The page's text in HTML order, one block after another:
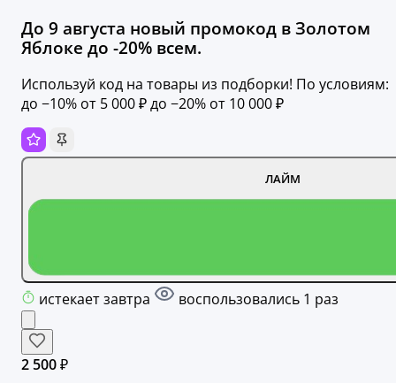
До 9 августа новый промокод в Золотом
Яблоке до -20% всем.
Используй код на товары из подборки! По условиям:
до −10% от 5 000 ₽ до −20% от 10 000 ₽
ЛАЙМ
истекает завтра воспользовались 1 раз
2 500 ₽